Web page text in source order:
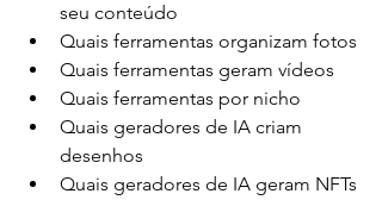
seu conteúdo
Quais ferramentas organizam fotos
Quais ferramentas geram vídeos
Quais ferramentas por nicho
Quais geradores de IA criam
desenhos
Quais geradores de IA geram NFTs